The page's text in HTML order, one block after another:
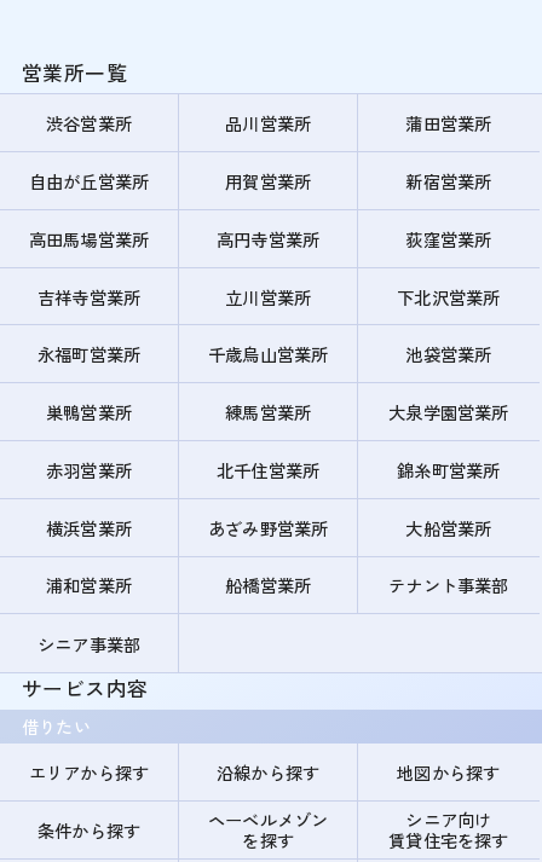
営業所一覧
渋谷営業所 品川営業所 蒲田営業所
自由が丘営業所 用賀営業所 新宿営業所
高田馬場営業所 高円寺営業所 荻窪営業所
吉祥寺営業所 立川営業所 下北沢営業所
永福町営業所 千歳烏山営業所 池袋営業所
巣鴨営業所 練馬営業所 大泉学園営業所
赤羽営業所 北千住営業所 錦糸町営業所
横浜営業所 あざみ野営業所 大船営業所
浦和営業所 船橋営業所 テナント事業部
シニア事業部
サービス内容
借りたい
エリアから探す
沿線から探す 地図から探す
条件から探す
ヘーベルメゾン
を探す
シニア向け
賃貸住宅を探す